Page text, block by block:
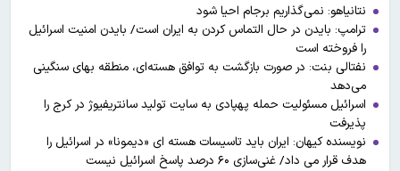
نتانیاهو: نمی‌گذاریم برجام احیا شود
ترامپ: بایدن در حال التماس کردن به ایران است/ بایدن امنیت اسرائیل
را فروخته است
نفتالی بنت: در صورت بازگشت به توافق هسته‌ای، منطقه بهای سنگینی
می‌دهد
اسرائیل مسئولیت حمله پهپادی به سایت تولید سانتریفیوژ در کرج را
پذیرفت
نویسنده کیهان: ایران باید تاسیسات هسته ای «دیمونا» در اسرائیل را
هدف قرار می داد/ غنی‌سازی ۶۰ درصد پاسخ اسرائیل نیست